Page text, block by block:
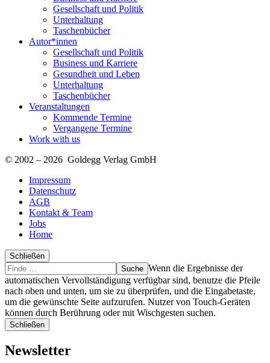
Gesellschaft und Politik
Unterhaltung
Taschenbücher
Autor*innen
Gesellschaft und Politik
Business und Karriere
Gesundheit und Leben
Unterhaltung
Taschenbücher
Veranstaltungen
Kommende Termine
Vergangene Termine
Work with us
© 2002 – 2026 Goldegg Verlag GmbH
Impressum
Datenschutz
AGB
Kontakt & Team
Jobs
Home
Schließen
Suche
Finde
…
Wenn die Ergebnisse der
automatischen Vervollständigung verfügbar sind, benutze die Pfeile
nach oben und unten, um sie zu überprüfen, und die Eingabetaste,
um die gewünschte Seite aufzurufen. Nutzer von Touch-Geräten
können durch Berührung oder mit Wischgesten suchen.
Schließen
Newsletter